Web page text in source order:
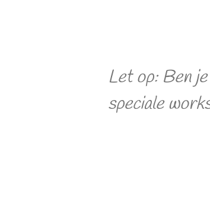
Let op: Ben
speciale